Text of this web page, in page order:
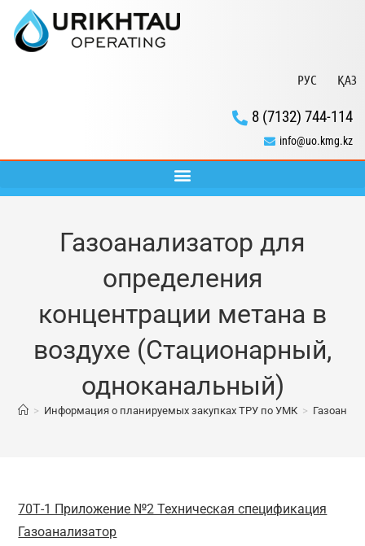
РУС ҚАЗ
8 (7132) 744-114
info@uo.kmg.kz
Газоанализатор для
определения
концентрации метана в
воздухе (Стационарный,
одноканальный)
> Информация о планируемых закупках ТРУ по УМК >
70Т-1 Приложение №2 Техническая спецификация
Газоанализатор